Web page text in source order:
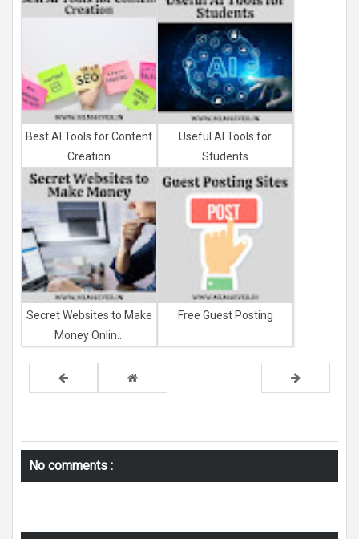
Best AI Tools for Content
Creation
Useful AI Tools for
Students
Secret Websites to Make
Money Onlin...
Free Guest Posting
No comments :